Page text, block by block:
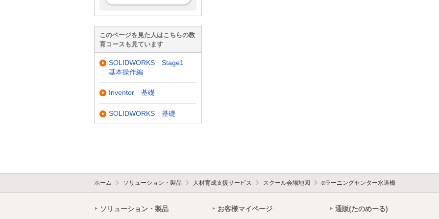
このページを見た人はこちらの教
育コースも見ています
SOLIDWORKS Stage1
基本操作編
Inventor 基礎
SOLIDWORKS 基礎
ホーム ソリューション・製品 人材育成支援サービス スクール会場地図 αラーニングセンター水道橋
ソリューション・製品 お客様マイページ 通販(たのめーる)